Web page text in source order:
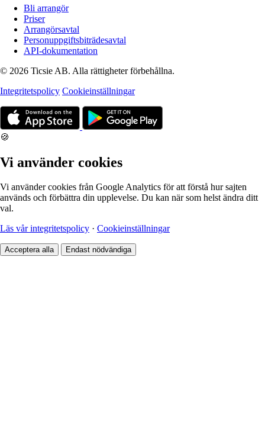
Bli arrangör
Priser
Arrangörsavtal
Personuppgiftsbiträdesavtal
API-dokumentation
© 2026 Ticsie AB. Alla rättigheter förbehållna.
Integritetspolicy Cookieinställningar
🍪
Vi använder cookies
Vi använder cookies från Google Analytics för att förstå hur sajten
används och förbättra din upplevelse. Du kan när som helst ändra ditt
val.
Läs vår integritetspolicy · Cookieinställningar
Acceptera alla Endast nödvändiga